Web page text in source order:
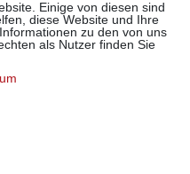
über Pasta Saucen (ca. 1
Gewürzaroma
enthalten.
Einige von diesen sind
diese Website und Ihre
zu den von uns
als Nutzer finden Sie